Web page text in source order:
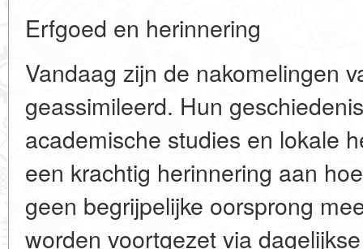
Erfgoed en herinnering
Vandaag zijn de nakomelingen
geassimileerd. Hun
academische studies en lokale
een krachtig herinnering aan
geen begrijpelijke oorsprong
worden voortgezet via